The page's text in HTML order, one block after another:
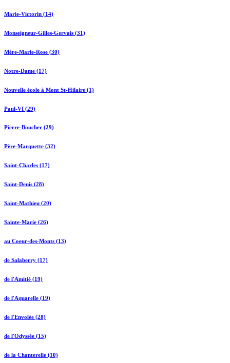
Marie-Victorin (14)
Monseigneur-Gilles-Gervais (31)
Mère-Marie-Rose (30)
Notre-Dame (17)
Nouvelle école à Mont St-Hilaire (1)
Paul-VI (29)
Pierre-Boucher (29)
Père-Marquette (32)
Saint-Charles (17)
Saint-Denis (28)
Saint-Mathieu (20)
Sainte-Marie (26)
au Coeur-des-Monts (13)
de Salaberry (17)
de l'Amitié (19)
de l'Aquarelle (19)
de l'Envolée (28)
de l'Odyssée (15)
de la Chanterelle (10)